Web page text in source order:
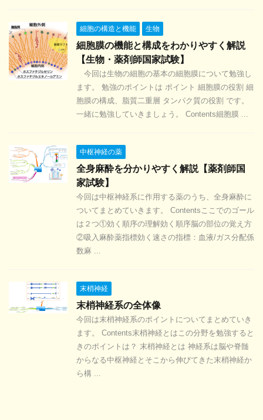
細胞の構造と機能 生物
細胞膜の機能と構成をわかりやすく解説
【生物・薬剤師国家試験】
今回は生物の細胞の基本の細胞膜について勉強し
ます。 勉強のポイントは ポイント 細胞膜の役割 細
胞膜の構成、脂質二重層 タンパク質の役割 です。
一緒に勉強していきましょう。 Contents細胞膜 ...
中枢神経の薬
全身麻酔を分かりやすく解説【薬剤師国
家試験】
今回は中枢神経系に作用する薬のうち、全身麻酔に
ついてまとめていきます。 Contentsここでのゴール
は２つ①効く順序の理解効く順序脳の部位の覚え方
②吸入麻酔薬指標効く速さの指標：血液/ガス分配係
数麻 ...
末梢神経
末梢神経系の全体像
今回は末梢神経系のポイントについてまとめていき
ます。 Contents末梢神経とはこの分野を勉強すると
きのポイントは？ 末梢神経とは 神経系は脳や脊髄
からなる中枢神経とそこから伸びてきた末梢神経か
ら構 ...